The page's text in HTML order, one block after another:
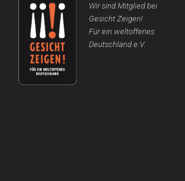
Wir sind Mitglied bei
Gesicht Zeigen!
Für ein weltoffenes
Deutschland e.V.